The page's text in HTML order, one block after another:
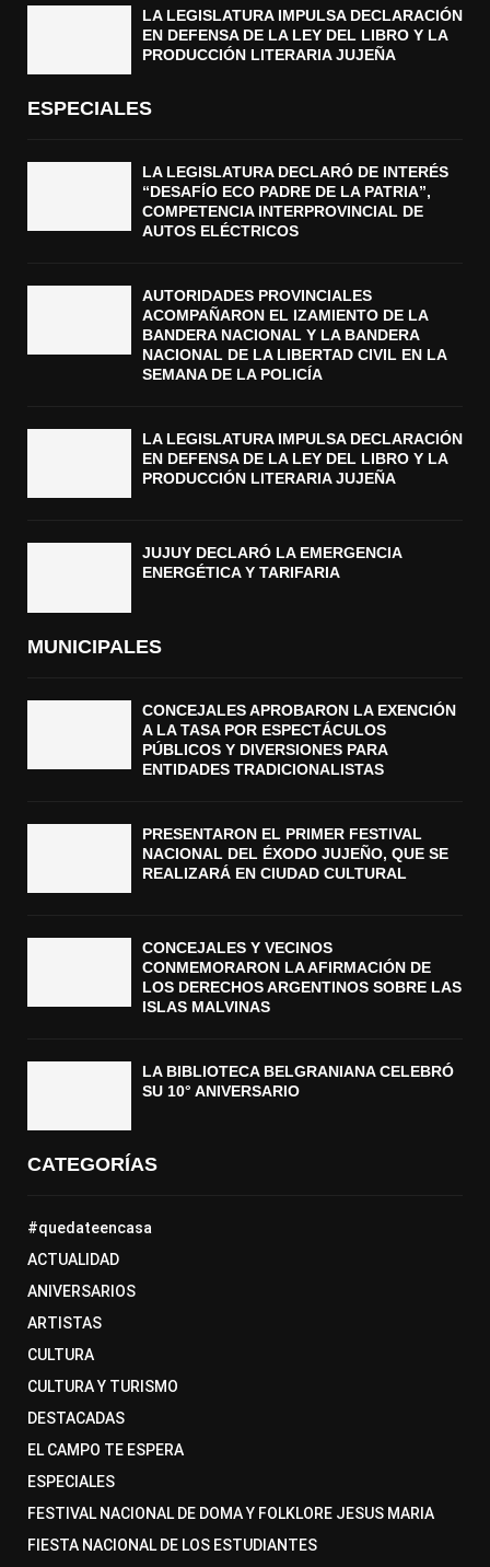
LA LEGISLATURA IMPULSA DECLARACIÓN
EN DEFENSA DE LA LEY DEL LIBRO Y LA
PRODUCCIÓN LITERARIA JUJEÑA
ESPECIALES
LA LEGISLATURA DECLARÓ DE INTERÉS
“DESAFÍO ECO PADRE DE LA PATRIA”,
COMPETENCIA INTERPROVINCIAL DE
AUTOS ELÉCTRICOS
AUTORIDADES PROVINCIALES
ACOMPAÑARON EL IZAMIENTO DE LA
BANDERA NACIONAL Y LA BANDERA
NACIONAL DE LA LIBERTAD CIVIL EN LA
SEMANA DE LA POLICÍA
LA LEGISLATURA IMPULSA DECLARACIÓN
EN DEFENSA DE LA LEY DEL LIBRO Y LA
PRODUCCIÓN LITERARIA JUJEÑA
JUJUY DECLARÓ LA EMERGENCIA
ENERGÉTICA Y TARIFARIA
MUNICIPALES
CONCEJALES APROBARON LA EXENCIÓN
A LA TASA POR ESPECTÁCULOS
PÚBLICOS Y DIVERSIONES PARA
ENTIDADES TRADICIONALISTAS
PRESENTARON EL PRIMER FESTIVAL
NACIONAL DEL ÉXODO JUJEÑO, QUE SE
REALIZARÁ EN CIUDAD CULTURAL
CONCEJALES Y VECINOS
CONMEMORARON LA AFIRMACIÓN DE
LOS DERECHOS ARGENTINOS SOBRE LAS
ISLAS MALVINAS
LA BIBLIOTECA BELGRANIANA CELEBRÓ
SU 10° ANIVERSARIO
CATEGORÍAS
#quedateencasa
ACTUALIDAD
ANIVERSARIOS
ARTISTAS
CULTURA
CULTURA Y TURISMO
DESTACADAS
EL CAMPO TE ESPERA
ESPECIALES
FESTIVAL NACIONAL DE DOMA Y FOLKLORE JESUS MARIA
FIESTA NACIONAL DE LOS ESTUDIANTES